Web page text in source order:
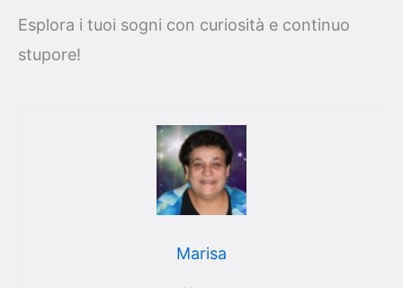
Esplora i tuoi sogni con curiosità e continuo
stupore!
Marisa